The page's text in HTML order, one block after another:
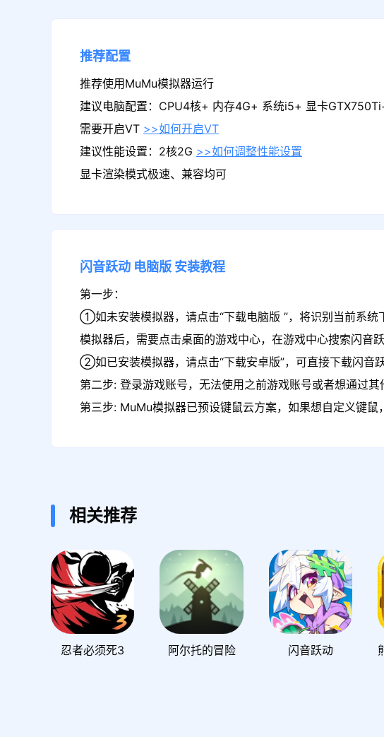
推荐配置
推荐使用MuMu模拟器运行
建议电脑配置：CPU4核+ 内存4G+ 系统i5+ 显卡
需要开启VT >>如何开启VT
建议性能设置：2核2G >>如何调整性能设置
显卡渲染模式极速、兼容均可
闪音跃动 电脑版 安装教程
第一步：
①如未安装模拟器，请点击“下载电脑版 ”，将识别当前系
模拟器后，需要点击桌面的游戏中心，在游戏中心搜索闪音跃
②如已安装模拟器，请点击“下载安卓版”，可直接下载闪音
第二步: 登录游戏账号，无法使用之前游戏账号或者想通过
第三步: MuMu模拟器已预设键鼠云方案，如果想自定义键鼠
相关推荐
忍者必须死3 阿尔托的冒险 闪音跃动